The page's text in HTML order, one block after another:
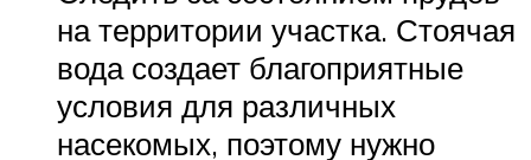
на территории участка. Стоячая
вода создает благоприятные
условия для различных
насекомых, поэтому нужно